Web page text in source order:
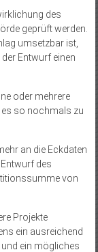
des
geprüft werden.
umsetzbar ist,
Entwurf einen
oder mehrere
es so nochmals zu
an die Eckdaten
des
von
Projekte
ein ausreichend
ein mögliches